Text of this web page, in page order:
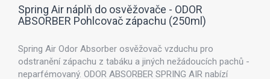
Spring Air náplň do osvěžovače - ODOR
ABSORBER Pohlcovač zápachu (250ml)
Spring Air Odor Absorber osvěžovač vzduchu pro
odstranění zápachu z tabáku a jiných nežádoucích pachů -
neparfémovaný. ODOR ABSORBER SPRING AIR nabízí